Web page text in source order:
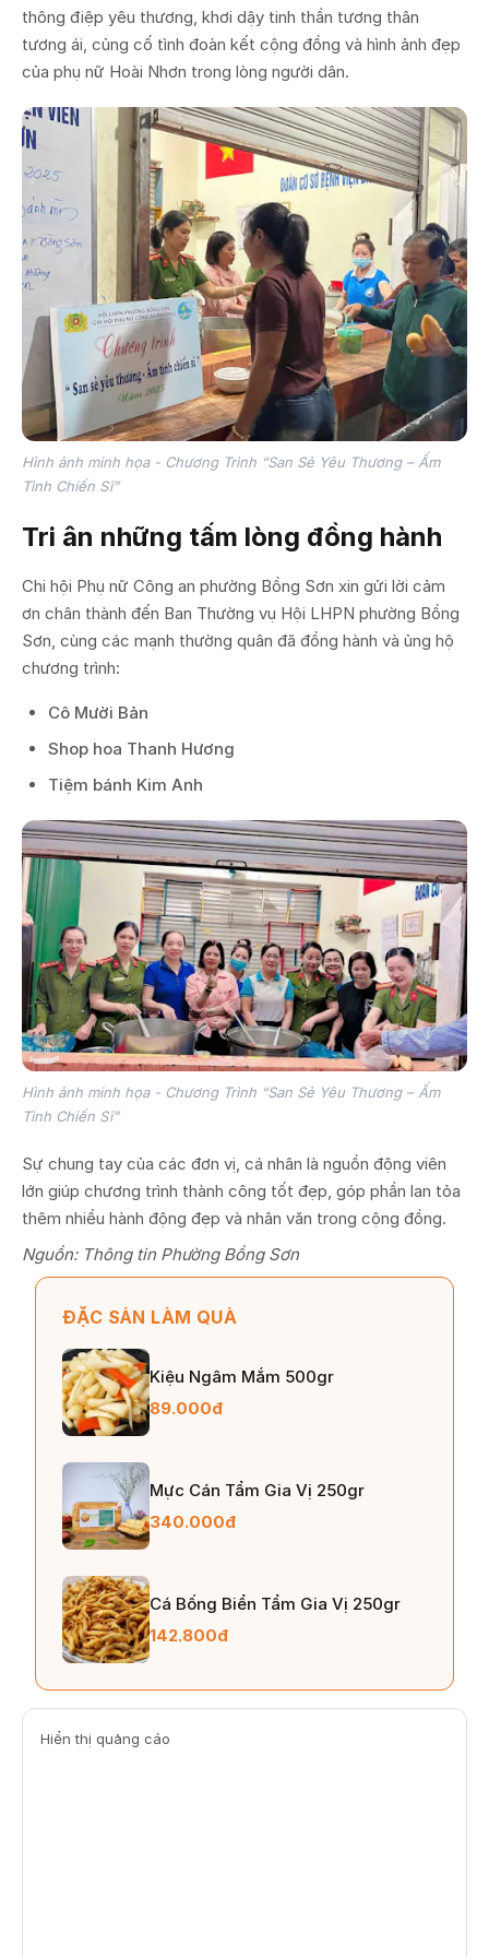
thông điệp yêu thương, khơi dậy tinh thần tương thân
tương ái, củng cố tình đoàn kết cộng đồng và hình ảnh đẹp
của phụ nữ Hoài Nhơn trong lòng người dân.
Hình ảnh minh họa - Chương Trình “San Sẻ Yêu Thương – Ấm
Tình Chiến Sĩ”
Tri ân những tấm lòng đồng hành
Chi hội Phụ nữ Công an phường Bồng Sơn xin gửi lời cảm
ơn chân thành đến Ban Thường vụ Hội LHPN phường Bồng
Sơn, cùng các mạnh thường quân đã đồng hành và ủng hộ
chương trình:
Cô Mười Bản
Shop hoa Thanh Hương
Tiệm bánh Kim Anh
Hình ảnh minh họa - Chương Trình “San Sẻ Yêu Thương – Ấm
Tình Chiến Sĩ”
Sự chung tay của các đơn vị, cá nhân là nguồn động viên
lớn giúp chương trình thành công tốt đẹp, góp phần lan tỏa
thêm nhiều hành động đẹp và nhân văn trong cộng đồng.
Nguồn: Thông tin Phường Bồng Sơn
ĐẶC SẢN LÀM QUÀ
Kiệu Ngâm Mắm 500gr
89.000đ
Mực Cán Tẩm Gia Vị 250gr
340.000đ
Cá Bống Biển Tẩm Gia Vị 250gr
142.800đ
Hiển thị quảng cáo